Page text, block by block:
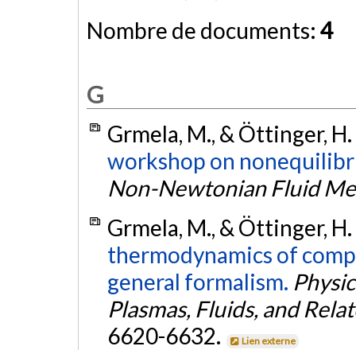
Nombre de documents: 4
G
Grmela, M., & Öttinger,
workshop on
Non-Newtonian Fluid
Grmela, M., & Öttinger,
thermodynamics of
general formalism.
Plasmas, Fluids, and
6620-6632.
Lien externe